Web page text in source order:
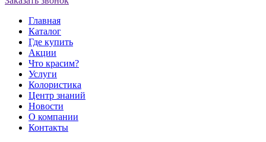
Главная
Каталог
Где купить
Акции
Что красим?
Услуги
Колористика
Центр знаний
Новости
О компании
Контакты